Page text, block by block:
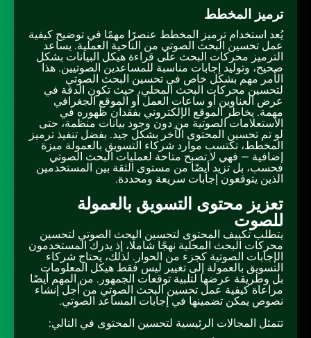
ترميز المخطط
يُعد استخدام ترميز المخطط عنصرًا مهمًا في توضيح كيفية
عمل تحسين البحث الصوتي من الناحية العملية. يساعد
الترميز محركات البحث على قراءة هيكل البيانات بشكل
صحيح، وتوليد إجابات مناسبة للمساعدين الصوتيين. هذا
الأمر مهم بشكل خاص في تحسين البحث الصوتي
لتحسين محركات البحث المحلي، حيث تكون الدقة في
عرض العناوين أو ساعات العمل أو الموقع الجغرافي
مهمة. يخاطر الموقع الإلكتروني بفقدان ظهوره في
الاستعلامات الصوتية من دون وجود بيانات منظمة، حتى
لو تم تحسين المحتوى الآخر بشكل جيد. بفضل تنفيذ ترميز
المخطط، تكتسب موارد شركاء التسويق بالعمولة ميزة
إضافية — فهي لا تصبح متاحة لعمليات البحث الصوتي
فحسب، بل تزيد أيضًا من مستوى الثقة بين المستخدمين
الذين يتوقعون إجابات سريعة ومحددة.
تعزيز محتوى التسويق بالعمولة
للصوت
يتطلب تكييف المحتوى لتحسين البحث الصوتي لتحسين
محركات البحث المحلية نهجًا شاملًا، إذ يدرك المستخدمون
الإجابات الصوتية كجزء من الحوار. لذلك، يحتاج شركاء
التسويق بالعمولة إلى تغيير ليس فقط هيكل المعلومات
بل وطريقة عرضها لتلبية توقعات الجمهور. من المهم أيضًا
مراعاة كيفية عمل تحسين البحث الصوتي من أجل إنشاء
نصوص يمكن تضمينها في إجابات المساعد الصوتي.
تتمثل المجالات الرئيسية لتحسين المحتوى في التالي: